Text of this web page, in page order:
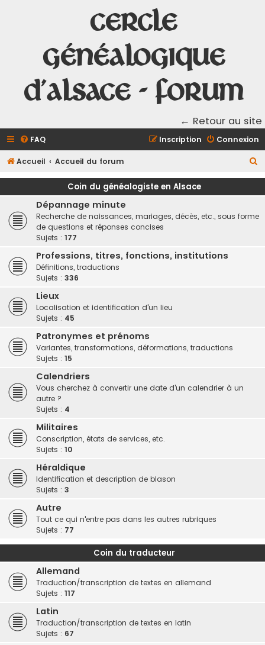
Cercle
Généalogique
d'Alsace - Forum
← Retour au site
FAQ Connexion
Inscription
Accueil Accueil du forum
e
Coin du généalogiste en Alsace
Dépannage minute
Recherche de naissances, mariages, décès, etc., sous forme
de questions et réponses concises
Sujets : 177
Professions, titres, fonctions, institutions
Définitions, traductions
Sujets : 336
Lieux
Localisation et identification d'un lieu
Sujets : 45
Patronymes et prénoms
Variantes, transformations, déformations, traductions
Sujets : 15
Calendriers
Vous cherchez à convertir une date d'un calendrier à un
autre ?
Sujets : 4
Militaires
Conscription, états de services, etc.
Sujets : 10
Héraldique
Identification et description de blason
Sujets : 3
Autre
Tout ce qui n'entre pas dans les autres rubriques
Sujets : 77
Coin du traducteur
Allemand
Traduction/transcription de textes en allemand
Sujets : 117
Latin
Traduction/transcription de textes en latin
Sujets : 67